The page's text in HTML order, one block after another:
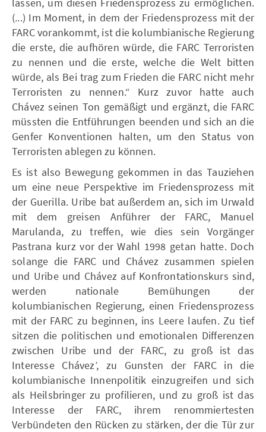
(...) Im Moment, in dem der Friedensprozess mit der
FARC vorankommt, ist die kolumbianische Regierung
die erste, die aufhören würde, die FARC Terroristen
zu nennen und die erste, welche die Welt bitten
würde, als Bei trag zum Frieden die FARC nicht mehr
Terroristen zu nennen.“ Kurz zuvor hatte auch
Chávez seinen Ton gemäßigt und ergänzt, die FARC
müssten die Entführungen beenden und sich an die
Genfer Konventionen halten, um den Status von
Terroristen ablegen zu können.
Es ist also Bewegung gekommen in das Tauziehen
um eine neue Perspektive im Friedensprozess mit
der Guerilla. Uribe bat außerdem an, sich im Urwald
mit dem greisen Anführer der FARC, Manuel
Marulanda, zu treffen, wie dies sein Vorgänger
Pastrana kurz vor der Wahl 1998 getan hatte. Doch
solange die FARC und Chávez zusammen spielen
und Uribe und Chávez auf Konfrontationskurs sind,
werden nationale Bemühungen der
kolumbianischen Regierung, einen Friedensprozess
mit der FARC zu beginnen, ins Leere laufen. Zu tief
sitzen die politischen und emotionalen Differenzen
zwischen Uribe und der FARC, zu groß ist das
Interesse Chávez’, zu Gunsten der FARC in die
kolumbianische Innenpolitik einzugreifen und sich
als Heilsbringer zu profilieren, und zu groß ist das
Interesse der FARC, ihrem renommiertesten
Verbündeten den Rücken zu stärken, der die Tür zur